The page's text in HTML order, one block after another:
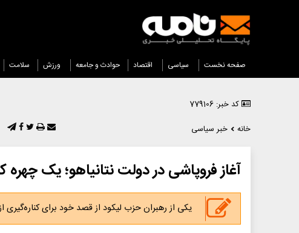
صفحه نخست سیاسی اقتصاد حوادث و جامعه ورزش سلامت
کد خبر: 779106
خانه
خبر سیاسی
آغاز فروپاشی در دولت نتانیاهو؛ یک چهره
یکی از رهبران حزب لیکود از قصد خود برای کناره‌گیری